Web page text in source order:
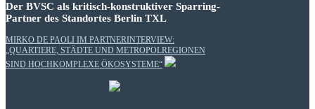
Der BVSC als kritisch-konstruktiver Sparring-
Partner des Standortes Berlin TXL
MIRKO DE PAOLI IM PARTNERINTERVIEW:
„QUARTIERE, STÄDTE UND METROPOLREGIONEN
SIND HOCHKOMPLEXE ÖKOSYSTEME“